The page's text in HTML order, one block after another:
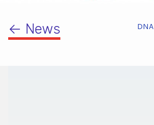
← News DNA